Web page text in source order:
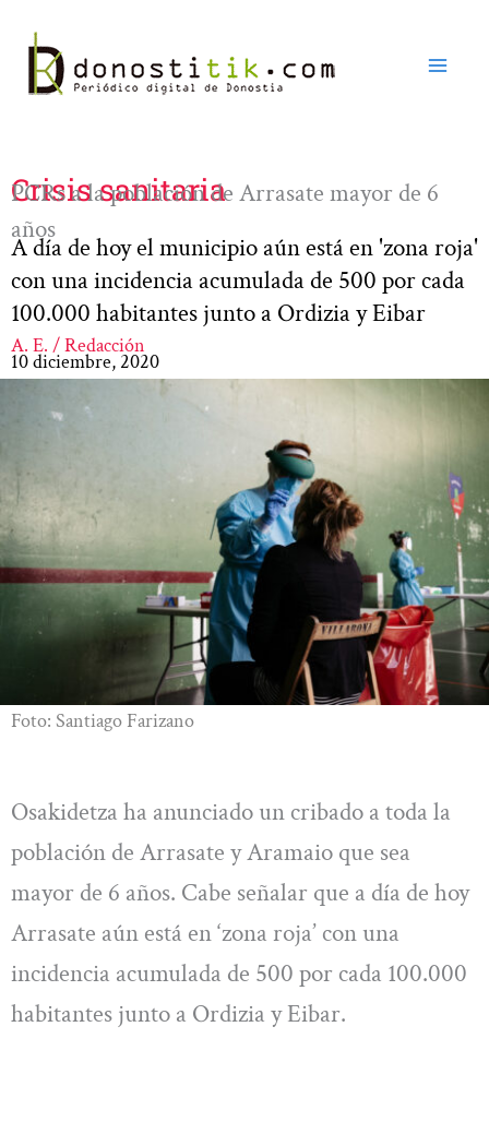
contenido
Crisis sanitaria
PCRs a la población de Arrasate mayor de 6
años
A día de hoy el municipio aún está en 'zona roja'
con una incidencia acumulada de 500 por cada
100.000 habitantes junto a Ordizia y Eibar
A. E. / Redacción
10 diciembre, 2020
Foto: Santiago Farizano
Osakidetza ha anunciado un cribado a toda la
población de Arrasate y Aramaio que sea
mayor de 6 años. Cabe señalar que a día de hoy
Arrasate aún está en ‘zona roja’ con una
incidencia acumulada de 500 por cada 100.000
habitantes junto a Ordizia y Eibar.